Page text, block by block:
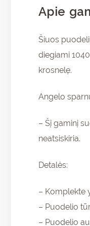
Apie
Šiuos
diegiami
krosnelę.
Angelo
– Šį gaminį
neatsiskiria.
Detalės:
– Komplekte
– Puodelio
– Puodelio